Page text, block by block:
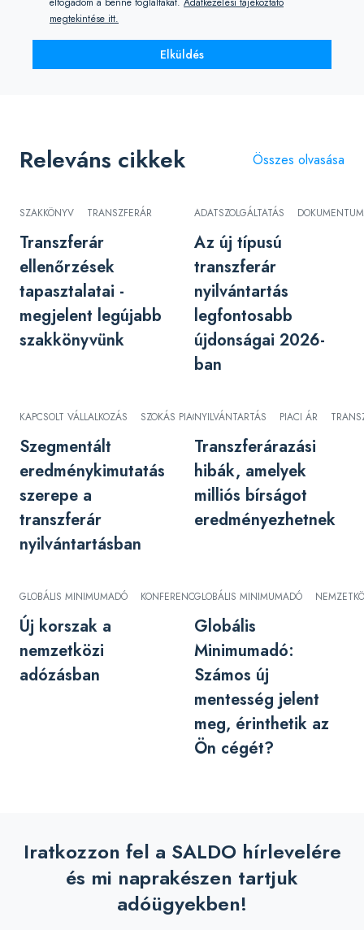
megtekintése itt.
Elküldés
Releváns cikkek Összes olvasása
SZAKKÖNYV TRANSZFERÁR
Transzferár
ellenőrzések
tapasztalatai -
megjelent legújabb
szakkönyvünk
ADATSZOLGÁLTATÁS DOKUMENTUM
Az új típusú
transzferár
nyilvántartás
legfontosabb
újdonságai 2026-
ban
KAPCSOLT VÁLLALKOZÁS SZOKÁS PIACI ÁR TRANSZFERÁR
Szegmentált
eredménykimutatás
szerepe a
transzferár
nyilvántartásban
NYILVÁNTARTÁS PIACI ÁR
Transzferárazási
hibák, amelyek
milliós bírságot
eredményezhetnek
GLOBÁLIS MINIMUMADÓ KONFERENCIA TRANSZFERÁR
Új korszak a
nemzetközi
adózásban
GLOBÁLIS MINIMUMADÓ
Globális
Minimumadó:
Számos új
mentesség jelent
meg, érinthetik az
Ön cégét?
Iratkozzon fel a SALDO hírlevelére
és mi naprakészen tartjuk
adóügyekben!